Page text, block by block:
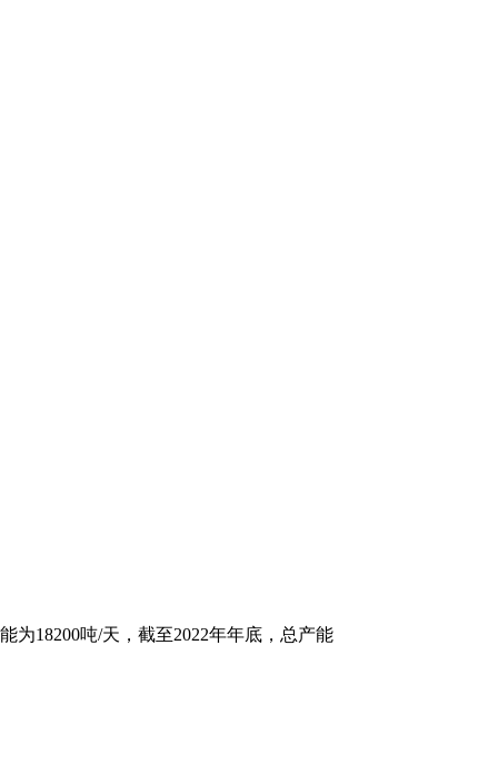
18200吨/天，截至2022年年底，总产能